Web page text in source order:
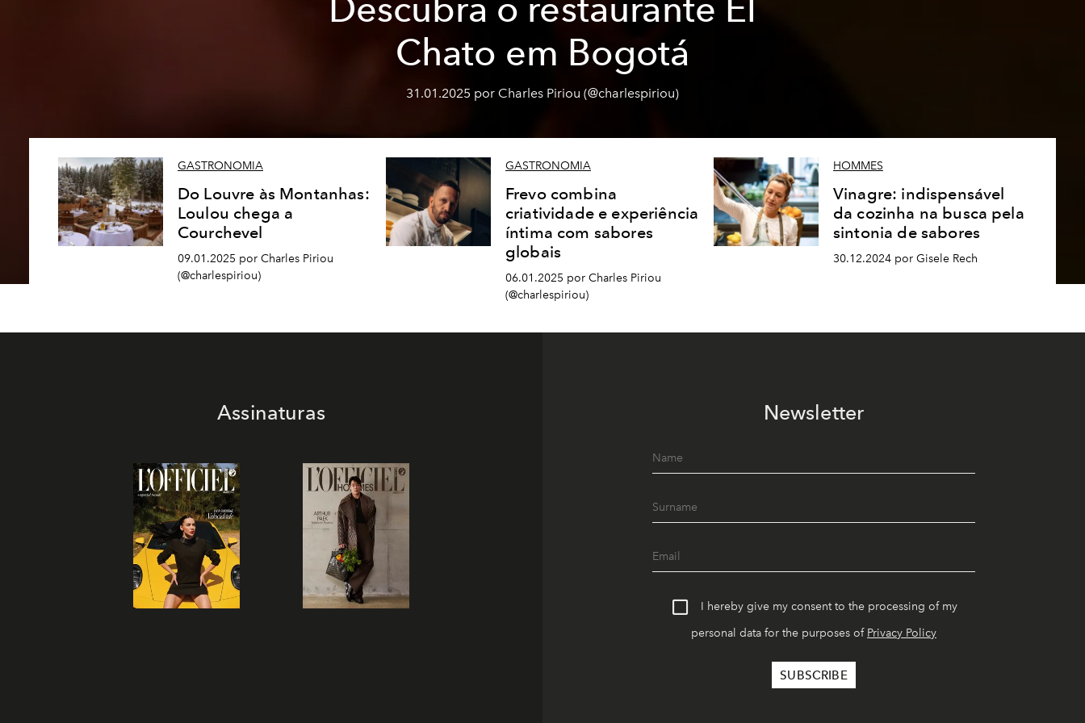
Descubra o restaurante El
Chato em Bogotá
31.01.2025 por Charles Piriou (@charlespiriou)
GASTRONOMIA
Do Louvre às Montanhas:
Loulou chega a
Courchevel
09.01.2025 por Charles Piriou
(@charlespiriou)
GASTRONOMIA
Frevo combina
criatividade e experiência
íntima com sabores
globais
06.01.2025 por Charles Piriou
(@charlespiriou)
HOMMES
Vinagre: indispensável
da cozinha na busca pela
sintonia de sabores
30.12.2024 por Gisele Rech
Assinaturas Newsletter
I hereby give my consent to the processing of my
personal data for the purposes of Privacy Policy